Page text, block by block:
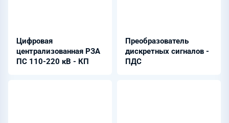
Цифровая
централизованная РЗА
ПС 110-220 кВ - КП
Преобразователь
дискретных сигналов -
ПДС